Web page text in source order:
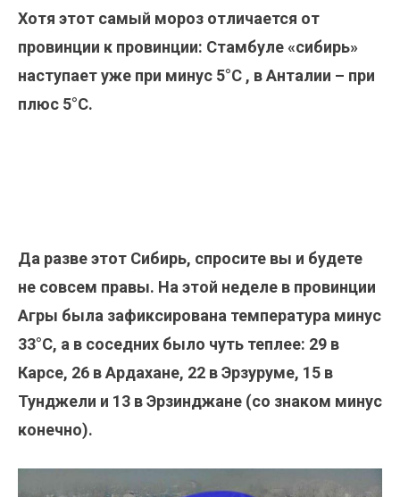
Хотя этот самый мороз отличается от
провинции к провинции: Стамбуле «сибирь»
наступает уже при минус 5°С , в Анталии – при
плюс 5°С.
Да разве этот Сибирь, спросите вы и будете
не совсем правы. На этой неделе в провинции
Агры была зафиксирована температура минус
33°С, а в соседних было чуть теплее: 29 в
Карсе, 26 в Ардахане, 22 в Эрзуруме, 15 в
Тунджели и 13 в Эрзинджане (со знаком минус
конечно).